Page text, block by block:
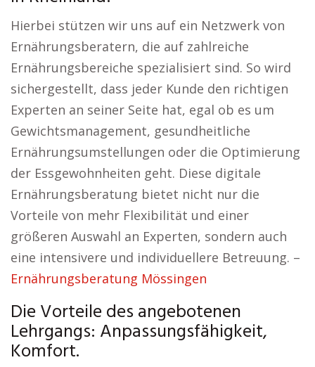
Hierbei stützen wir uns auf ein Netzwerk von
Ernährungsberatern, die auf zahlreiche
Ernährungsbereiche spezialisiert sind. So wird
sichergestellt, dass jeder Kunde den richtigen
Experten an seiner Seite hat, egal ob es um
Gewichtsmanagement, gesundheitliche
Ernährungsumstellungen oder die Optimierung
der Essgewohnheiten geht. Diese digitale
Ernährungsberatung bietet nicht nur die
Vorteile von mehr Flexibilität und einer
größeren Auswahl an Experten, sondern auch
eine intensivere und individuellere Betreuung. –
Ernährungsberatung Mössingen
Die Vorteile des angebotenen
Lehrgangs: Anpassungsfähigkeit,
Komfort.